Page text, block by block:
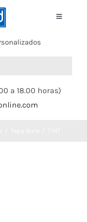
Toggle
a 18.00 horas)